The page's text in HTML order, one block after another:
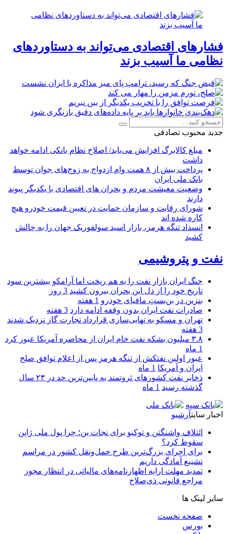
فشارهای اقتصادی می‌تواند به دستاوردهای
نظامی ما آسیب بزند
جدید محبوب تصادفی
مبلغ کالابرگ افزایش می‌یابد/ اصلاح نظام بانکی ادامه خواهد
داشت
پرداخت بیش از ۸ همت وام ازدواج به زوج‌های جوان توسط
بانک ملی ایران
وضعیت معیشت مردم و بحران های اقتصادی با یکدیگر پیوند
دارند
شورای رقابت و سازمان حمایت در تعیین قیمت خودرو هیچ
کاره شده اند
انسداد تنگه هرمز، بازار اسید سولفوریک جهان را به چالش
کشید
نفت و پتروشیمی
جنگ ایران بازار نفت را به هم ریخت اما آرامکو بیشترین سود
تاریخ خود را از دل این بحران بیرون کشید 3 روز
بنزین در بن‌بستِ مافیای خودرو 1 هفته
صادرات نفت ایران بدون وقفه ادامه دارد 3 هفته
تهران و مسکو به نهایی‌سازی قرارداد تجارت گاز نزدیک شدند
3 هفته
۳.۸ میلیون بشکه نفت خام ایران از محاصره آمریکا عبور کرد
1 ماه
عبور اولین نفتکش از تنگه هرمز پس از اعلام توافق صلح
ایران و آمریکا 1 ماه
ذخایر نفت کشورهای ثروتمند به پایین‌ترین حد در ۲۳ سال
گذشته رسید 1 ماه
اخبار سایتآرشیو
ائتلاف واشنگتن و توکیو برای نجات ین؛ چرا پول ملی ژاپن
سقوط کرد؟
برای اجرای بزرگ‌ترین طرح حمل‌ونقل کشور در مراسم
تشییع آمادگی داریم
تمدید مهلت ارایه اظهارنامه‌های مالیاتی در انتظار مجوز
مراجع قانونی ذی‌‏صلاح
سایر لینک ها
صفحه نخست
بورس